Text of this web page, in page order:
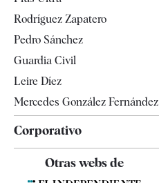
Televisión
Rodríguez Zapatero
Pedro Sánchez
Guardia Civil
Leire Díez
Mercedes González Fernández
Corporativo
Otras webs de